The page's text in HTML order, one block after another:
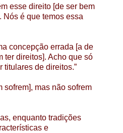
esse direito [de ser bem
Nós é que temos essa
concepção errada [a de
ter direitos]. Acho que só
titulares de direitos.”
sofrem], mas não sofrem
enquanto tradições
e